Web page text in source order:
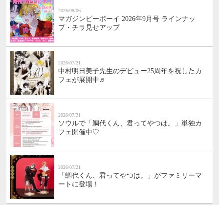
2026/08/06
マガジンビーボーイ 2026年9月号 ラインナッ
プ・チラ見せアップ
2026/07/21
中村明日美子先生のデビュー25周年を祝したカ
フェが展開中♬
2026/07/21
ソウルで「鯛代くん、君ってやつは。」単独カ
フェ開催中♡
2026/07/21
「鯛代くん、君ってやつは。」がファミリーマ
ートに登場！